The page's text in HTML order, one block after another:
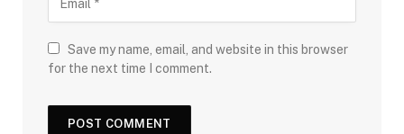
Save my name, email, and website in this browser
for the next time I comment.